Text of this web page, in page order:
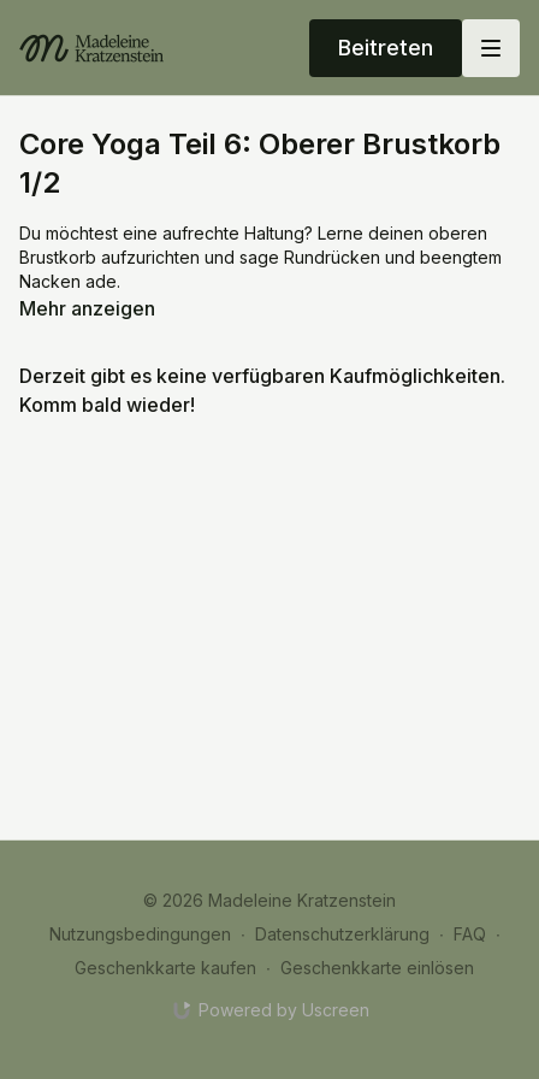
Beitreten
Core Yoga Teil 6: Oberer Brustkorb
1/2
Du möchtest eine aufrechte Haltung? Lerne deinen oberen
Brustkorb aufzurichten und sage Rundrücken und beengtem
Nacken ade.
Ein gut aufgerichteter Brustkorb bildet zudem die Basis für
Hilfsmittel: Faszienbälle, Blöcke, Decke
Mehr anzeigen
Derzeit gibt es keine verfügbaren Kaufmöglichkeiten.
Komm bald wieder!
© 2026 Madeleine Kratzenstein
Nutzungsbedingungen ∙ Datenschutzerklärung ∙ FAQ ∙
Geschenkkarte kaufen ∙ Geschenkkarte einlösen
Powered by Uscreen